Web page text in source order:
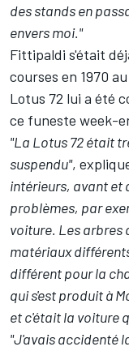
des stands en
envers moi."
Fittipaldi s'était
courses en 1970
Lotus 72 lui a été
ce funeste week-
"La Lotus 72 était
suspendu",
intérieurs, avant et
problèmes, par
voiture. Les arbres
matériaux
différent pour la
qui s'est produit à
et c'était la voiture
"J'avais accidenté